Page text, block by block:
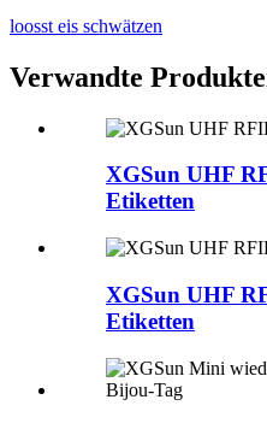
loosst eis schwätzen
Verwandte
XGSun UHF
Etiketten
XGSun UHF
Etiketten